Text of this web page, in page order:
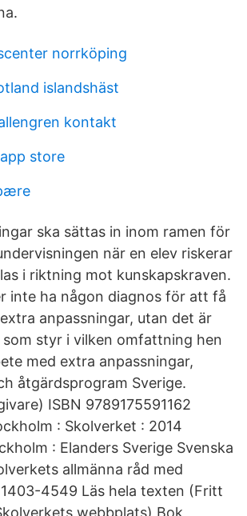
norrköping
islandshäst
kontakt
store
ska sättas in inom ramen för
när en elev riskerar
i riktning mot kunskapskraven.
inte ha någon diagnos för att få
anpassningar, utan det är
som styr i vilken omfattning hen
med extra anpassningar,
åtgärdsprogram Sverige.
ISBN 9789175591162
: Skolverket : 2014
: Elanders Sverige Svenska
allmänna råd med
4549 Läs hela texten (Fritt
webbplats) Bok